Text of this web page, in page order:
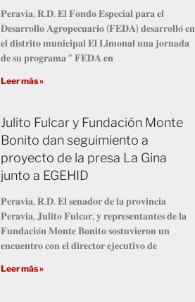
𝐏𝐞𝐫𝐚𝐯𝐢𝐚, 𝐑.𝐃. 𝐄𝐥 𝐅𝐨𝐧𝐝𝐨 𝐄𝐬𝐩𝐞𝐜𝐢𝐚𝐥 𝐩𝐚𝐫𝐚 𝐞𝐥
𝐃𝐞𝐬𝐚𝐫𝐫𝐨𝐥𝐥𝐨 𝐀𝐠𝐫𝐨𝐩𝐞𝐜𝐮𝐚𝐫𝐢𝐨 (𝐅𝐄𝐃𝐀) 𝐝𝐞𝐬𝐚𝐫𝐫𝐨𝐥𝐥𝐨́ 𝐞𝐧
𝐞𝐥 𝐝𝐢𝐬𝐭𝐫𝐢𝐭𝐨 𝐦𝐮𝐧𝐢𝐜𝐢𝐩𝐚𝐥 𝐄𝐥 𝐋𝐢𝐦𝐨𝐧𝐚𝐥 𝐮𝐧𝐚 𝐣𝐨𝐫𝐧𝐚𝐝𝐚
𝐝𝐞 𝐬𝐮 𝐩𝐫𝐨𝐠𝐫𝐚𝐦𝐚 “ 𝐅𝐄𝐃𝐀 𝐞𝐧
Leer más »
Julito Fulcar y Fundación Monte
Bonito dan seguimiento a
proyecto de la presa La Gina
junto a EGEHID
𝐏𝐞𝐫𝐚𝐯𝐢𝐚, 𝐑.𝐃. 𝐄𝐥 𝐬𝐞𝐧𝐚𝐝𝐨𝐫 𝐝𝐞 𝐥𝐚 𝐩𝐫𝐨𝐯𝐢𝐧𝐜𝐢𝐚
𝐏𝐞𝐫𝐚𝐯𝐢𝐚, 𝐉𝐮𝐥𝐢𝐭𝐨 𝐅𝐮𝐥𝐜𝐚𝐫, 𝐲 𝐫𝐞𝐩𝐫𝐞𝐬𝐞𝐧𝐭𝐚𝐧𝐭𝐞𝐬 𝐝𝐞 𝐥𝐚
𝐅𝐮𝐧𝐝𝐚𝐜𝐢𝐨́𝐧 𝐌𝐨𝐧𝐭𝐞 𝐁𝐨𝐧𝐢𝐭𝐨 𝐬𝐨𝐬𝐭𝐮𝐯𝐢𝐞𝐫𝐨𝐧 𝐮𝐧
𝐞𝐧𝐜𝐮𝐞𝐧𝐭𝐫𝐨 𝐜𝐨𝐧 𝐞𝐥 𝐝𝐢𝐫𝐞𝐜𝐭𝐨𝐫 𝐞𝐣𝐞𝐜𝐮𝐭𝐢𝐯𝐨 𝐝𝐞
Leer más »